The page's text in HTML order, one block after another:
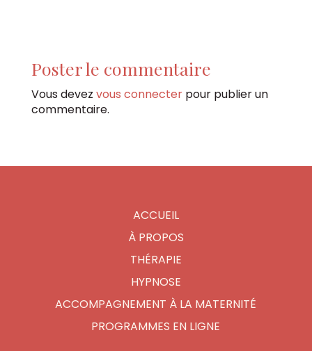
Poster le commentaire
Vous devez vous connecterpour publier un
commentaire.
ACCUEIL
À PROPOS
THÉRAPIE
HYPNOSE
ACCOMPAGNEMENT À LA MATERNITÉ
PROGRAMMES EN LIGNE